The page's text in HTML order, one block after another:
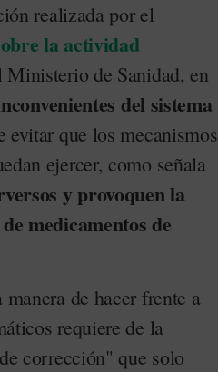
realizada por el
la actividad
de Sanidad, en
del sistema
evitar que los mecanismos
ejercer, como señala
y provoquen la
medicamentos de
de hacer frente a
requiere de la
corrección" que solo